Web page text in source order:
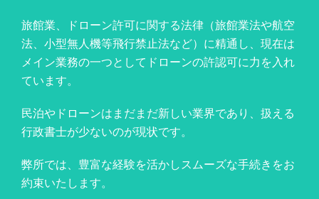
旅館業、ドローン許可に関する法律（旅館業法や航空
法、小型無人機等飛行禁止法など）に精通し、現在は
メイン業務の一つとしてドローンの許認可に力を入れ
ています。
民泊やドローンはまだまだ新しい業界であり、扱える
行政書士が少ないのが現状です。
弊所では、豊富な経験を活かしスムーズな手続きをお
約束いたします。